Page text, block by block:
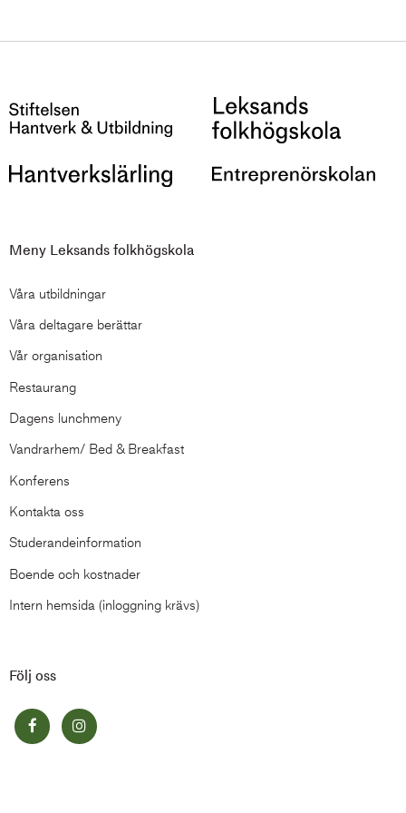
Meny Leksands folkhögskola
Våra utbildningar
Våra deltagare berättar
Vår organisation
Restaurang
Dagens lunchmeny
Vandrarhem/ Bed & Breakfast
Konferens
Kontakta oss
Studerandeinformation
Boende och kostnader
Intern hemsida (inloggning krävs)
Följ oss